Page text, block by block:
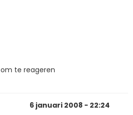
om te reageren
6 januari 2008 - 22:24